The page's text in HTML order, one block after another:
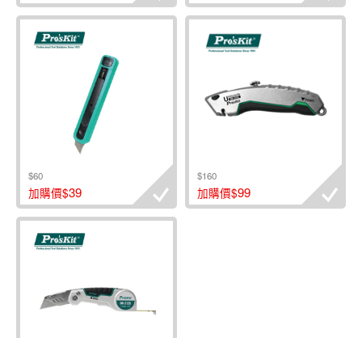
$60
加購價$39
$160
加購價$99